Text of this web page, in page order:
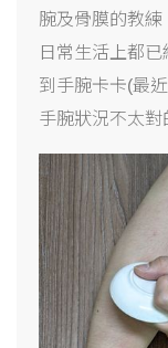
腕及骨膜的教練
日常生活上都
到手腕卡卡(最
手腕狀況不太對